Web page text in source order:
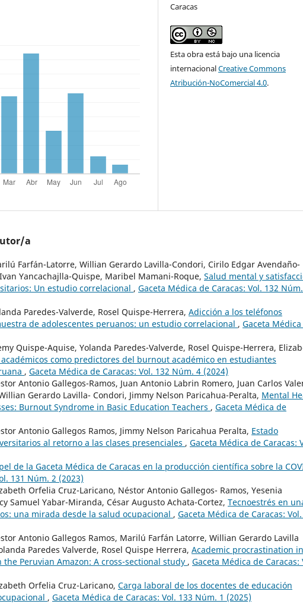
Caracas
Esta obra está bajo una licencia
internacionalCreative Commons
Atribución-NoComercial 4.0.
a
Farfán-Latorre, Willian Gerardo Lavilla-Condori, Cirilo Edgar Avendaño-
Yancachajlla-Quispe, Maribel Mamani-Roque, Salud mental y
Un estudio correlacional , Gaceta Médica de Caracas: Vol. 132
Paredes-Valverde, Rosel Quispe-Herrera, Adicción a los teléfonos
de adolescentes peruanos: un estudio correlacional , Gaceta
Quispe-Aquise, Yolanda Paredes-Valverde, Rosel Quispe-Herrera,
académicos como predictores del burnout académico en estudiantes
, Gaceta Médica de Caracas: Vol. 132 Núm. 4 (2024)
Antonio Gallegos-Ramos, Juan Antonio Labrin Romero, Juan Carlos
Gerardo Lavilla- Condori, Jimmy Nelson Paricahua-Peralta, Mental
Burnout Syndrome in Basic Education Teachers , Gaceta Médica de
Antonio Gallegos Ramos, Jimmy Nelson Paricahua Peralta, Estado
al retorno a las clases presenciales , Gaceta Médica de Caracas:
de la Gaceta Médica de Caracas en la producción científica sobre la
131 Núm. 2 (2023)
Orfelia Cruz-Laricano, Néstor Antonio Gallegos- Ramos, Yesenia
Samuel Yabar-Miranda, César Augusto Achata-Cortez, Tecnoestrés en
una mirada desde la salud ocupacional , Gaceta Médica de Caracas:
Antonio Gallegos Ramos, Marilú Farfán Latorre, Willian Gerardo Lavilla
Paredes Valverde, Rosel Quispe Herrera, Academic procrastination in
Peruvian Amazon: A cross-sectional study , Gaceta Médica de Caracas:
Orfelia Cruz-Laricano, Carga laboral de los docentes de educación
, Gaceta Médica de Caracas: Vol. 133 Núm. 1 (2025)